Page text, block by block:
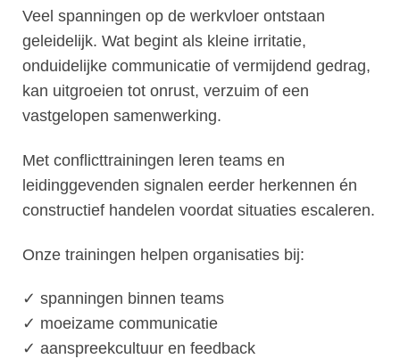
Veel spanningen op de werkvloer ontstaan
geleidelijk. Wat begint als kleine irritatie,
onduidelijke communicatie of vermijdend gedrag,
kan uitgroeien tot onrust, verzuim of een
vastgelopen samenwerking.
Met conflicttrainingen leren teams en
leidinggevenden signalen eerder herkennen én
constructief handelen voordat situaties escaleren.
Onze trainingen helpen organisaties bij:
​✓ spanningen binnen teams
​✓ moeizame communicatie
​​✓ aanspreekcultuur en feedback